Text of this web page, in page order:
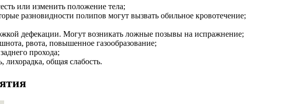
или изменить положение тела;
разновидности полипов могут вызвать обильное кровотечение;
дефекации. Могут возникать ложные позывы на испражнение;
рвота, повышенное газообразование;
прохода;
лихорадка, общая слабость.